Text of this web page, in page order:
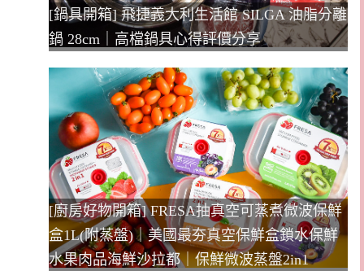
[鍋具開箱] 飛捷義大利生活館 SILGA 油脂分離
鍋 28cm｜高檔鍋具心得評價分享
[廚房好物開箱] FRESA抽真空可蒸煮微波保鮮
盒1L(附蒸盤)｜美國最夯真空保鮮盒鎖水保鮮
水果肉品海鮮沙拉都｜保鮮微波蒸盤2in1